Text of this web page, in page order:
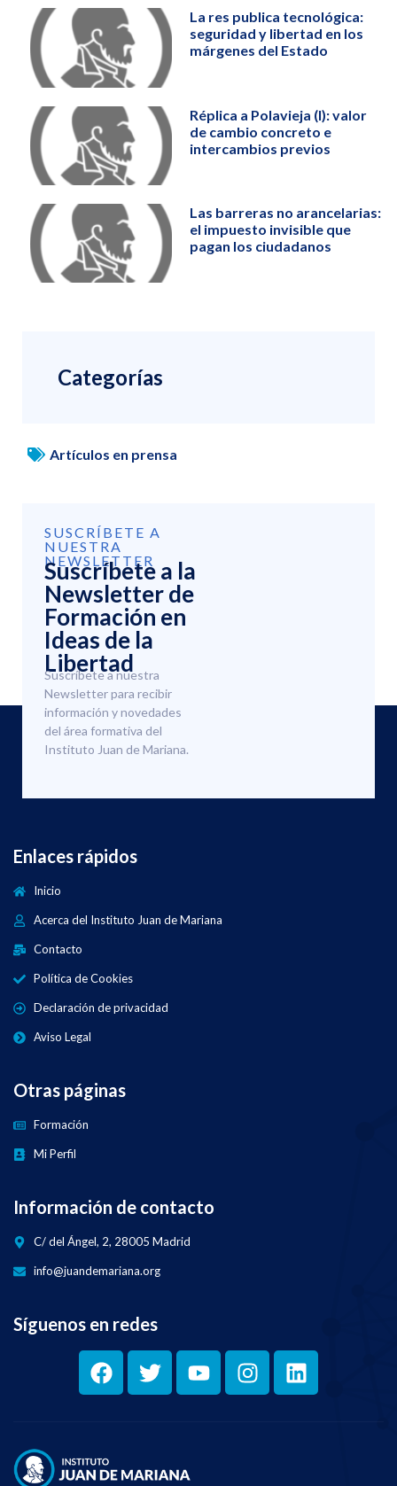
La res publica tecnológica:
seguridad y libertad en los
márgenes del Estado
Réplica a Polavieja (I): valor
de cambio concreto e
intercambios previos
Las barreras no arancelarias:
el impuesto invisible que
pagan los ciudadanos
Categorías
Artículos en prensa
SUSCRÍBETE A
NUESTRA
NEWSLETTER
Suscríbete a la
Newsletter de
Formación en
Ideas de la
Libertad
Suscríbete a nuestra
Newsletter para recibir
información y novedades
del área formativa del
Instituto Juan de Mariana.
Enlaces rápidos
Inicio
Acerca del Instituto Juan de Mariana
Contacto
Política de Cookies
Declaración de privacidad
Aviso Legal
Otras páginas
Formación
Mi Perfil
Información de contacto
C/ del Ángel, 2, 28005 Madrid
info@juandemariana.org
Síguenos en redes